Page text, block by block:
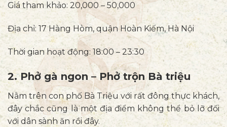
Giá tham khảo: 20,000 – 50,000
Địa chỉ: 17 Hàng Hòm, quận Hoàn Kiếm, Hà Nội
Thời gian hoạt động: 18:00 – 23:30
2. Phở gà ngon – Phở trộn Bà triệu
Nằm trên con phố Bà Triệu với rất đông thực khách,
đây chắc cũng là một địa điểm không thể bỏ lỡ đối
với dân sành ăn rồi đây.